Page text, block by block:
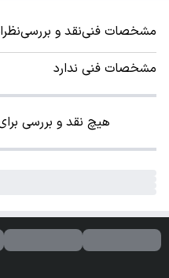
مشخصات فنینقد و بررسی
مشخصات فنی ندارد
هیچ نقد و بررسی